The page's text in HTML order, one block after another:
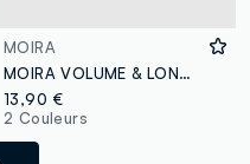
MOIRA
MOIRA VOLUME & LONG LASH MASCARA 001 - maquillage coréen
13,90 €
2 Couleurs